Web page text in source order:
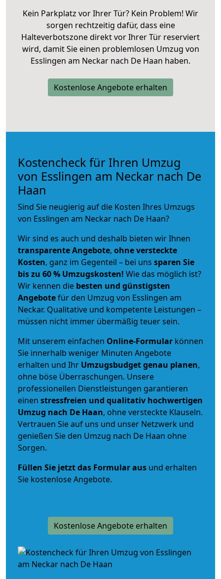
Kein Parkplatz vor Ihrer Tür? Kein Problem! Wir
sorgen rechtzeitig dafür, dass eine
Halteverbotszone direkt vor Ihrer Tür reserviert
wird, damit Sie einen problemlosen Umzug von
Esslingen am Neckar nach De Haan haben.
Kostenlose Angebote erhalten
Kostencheck für Ihren Umzug
von Esslingen am Neckar nach De
Haan
Sind Sie neugierig auf die Kosten Ihres Umzugs
von Esslingen am Neckar nach De Haan?
Wir sind es auch und deshalb bieten wir Ihnen
transparente Angebote, ohne versteckte
Kosten, ganz im Gegenteil – bei uns sparen Sie
bis zu 60 % Umzugskosten! Wie das möglich ist?
Wir kennen die besten und günstigsten
Angebotefür den Umzug von Esslingen am
Neckar. Qualitative und kompetente Leistungen –
müssen nicht immer übermäßig teuer sein.
Mit unserem einfachen Online-Formular können
Sie innerhalb weniger Minuten Angebote
erhalten und Ihr Umzugsbudgetgenau planen,
ohne böse Überraschungen. Unsere
professionellen Dienstleistungen garantieren
einen stressfreien und qualitativ hochwertigen
Umzug nach De Haan, ohne versteckte Klauseln.
Vertrauen Sie auf uns und unser Netzwerk und
genießen Sie den Umzug nach De Haan ohne
Sorgen.
Füllen Sie jetzt das Formular aus und erhalten
Sie kostenlose Angebote.
Kostenlose Angebote erhalten